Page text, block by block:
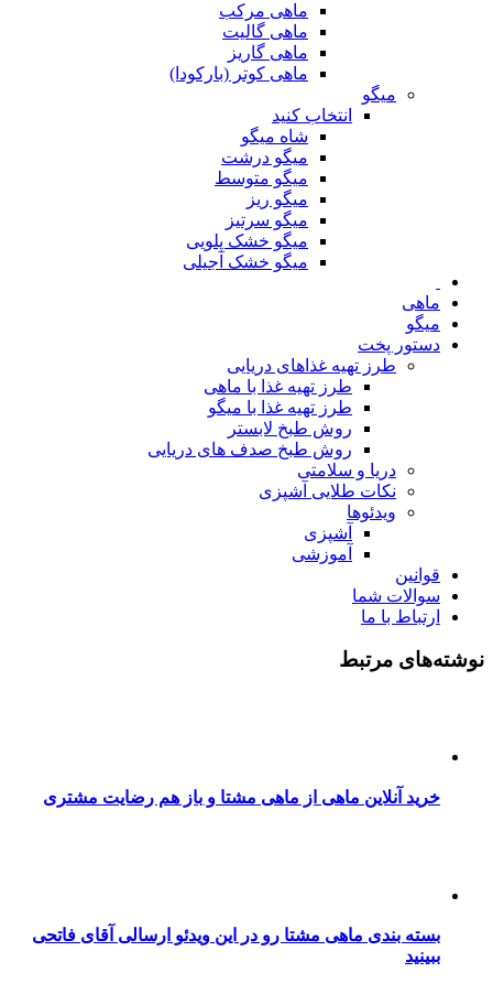
ماهی مرکب
ماهی گالیت
ماهی گاریز
ماهی کوتر (بارکودا)
میگو
انتخاب کنید
شاه میگو
میگو درشت
میگو متوسط
میگو ریز
میگو سرتیز
میگو خشک پلویی
میگو خشک آجیلی
ماهی
میگو
دستور پخت
طرز تهیه غذاهای دریایی
طرز تهیه غذا با ماهی
طرز تهیه غذا با میگو
روش طبخ لابستر
روش طبخ صدف های دریایی
دریا و سلامتی
نکات طلایی آشپزی
ویدئوها
آشپزی
آموزشی
قوانین
سوالات شما
ارتباط با ما
نوشته‌های مرتبط
خرید آنلاین ماهی از ماهی مشتا و باز هم رضایت مشتری
بسته بندی ماهی مشتا رو در این ویدئو ارسالی آقای فاتحی
ببینید